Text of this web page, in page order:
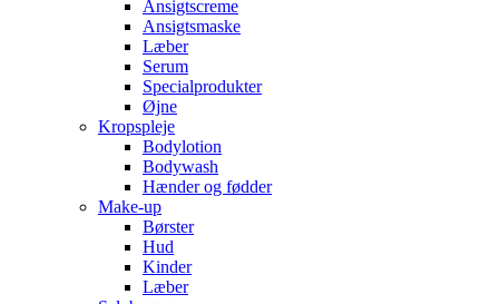
Ansigtscreme
Ansigtsmaske
Læber
Serum
Specialprodukter
Øjne
Kropspleje
Bodylotion
Bodywash
Hænder og fødder
Make-up
Børster
Hud
Kinder
Læber